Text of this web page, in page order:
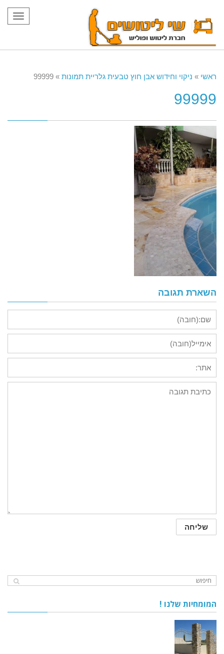
ראשי » ניקוי וחידוש אבן חוץ טבעית גלריית תמונות »
99999
99999
השארת תגובה
המומחיות שלנו !